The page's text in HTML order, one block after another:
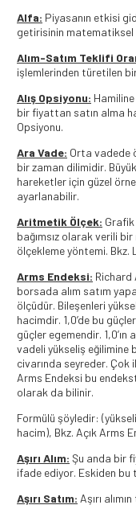
Alfa: Piyasanın etkisi
getirisinin matematiksel
Alım-Satım Teklifi
işlemlerinden türetilen
Alış Opsiyonu:
bir fiyattan satın alma
Opsiyonu.
Ara Vade: Orta vadede
bir zaman dilimidir.
hareketler için güzel
ayarlanabilir.
Aritmetik Ölçek:
bağımsız olarak verili
ölçekleme yöntemi. Bkz.
Arms Endeksi: Richard
borsada alım satım
ölçüdür. Bileşenleri
hacimdir. 1,0’de bu
güçler egemendir. 1,0’ın
vadeli yükseliş eğilimine
civarında seyreder. Çok
Arms Endeksi bu
olarak da bilinir.
Formülü şöyledir:
hacim), Bkz. Açık Arms
Aşırı Alım: Şu anda bir
ifade ediyor. Eskiden
Aşırı Satım: Aşırı